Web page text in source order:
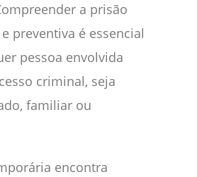
a prisão
preventiva é essencial
pessoa envolvida
criminal, seja
familiar ou
encontra